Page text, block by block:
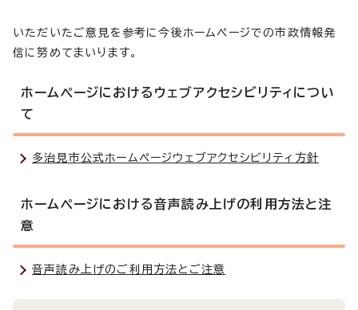
いただいたご意見を参考に今後ホームページでの市政情報発
信に努めてまいります。
ホームページにおけるウェブアクセシビリティについ
て
多治見市公式ホームページウェブアクセシビリティ方針
ホームページにおける音声読み上げの利用方法と注
意
音声読み上げのご利用方法とご注意